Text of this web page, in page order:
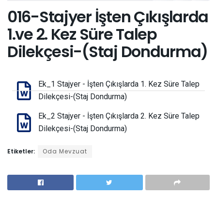
016-Stajyer İşten Çıkışlarda
1.ve 2. Kez Süre Talep
Dilekçesi-(Staj Dondurma)
Ek_1 Stajyer - İşten Çıkışlarda 1. Kez Süre Talep
Dilekçesi-(Staj Dondurma)
Ek_2 Stajyer - İşten Çıkışlarda 2. Kez Süre Talep
Dilekçesi-(Staj Dondurma)
Etiketler: Oda Mevzuat